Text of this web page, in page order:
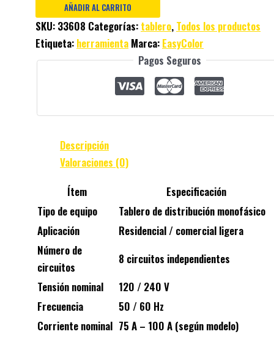
AÑADIR AL CARRITO
SKU: 33608 Categorías: tablero, Todos los productos
Etiqueta: herramienta Marca: EasyColor
Pagos Seguros
Descripción
Valoraciones (0)
Ítem
Especificación
Tipo de equipo
Tablero de distribución monofásico
Aplicación
Residencial / comercial ligera
Número de
circuitos
8 circuitos independientes
Tensión nominal
120 / 240 V
Frecuencia
50 / 60 Hz
Corriente nominal 75 A – 100 A (según modelo)